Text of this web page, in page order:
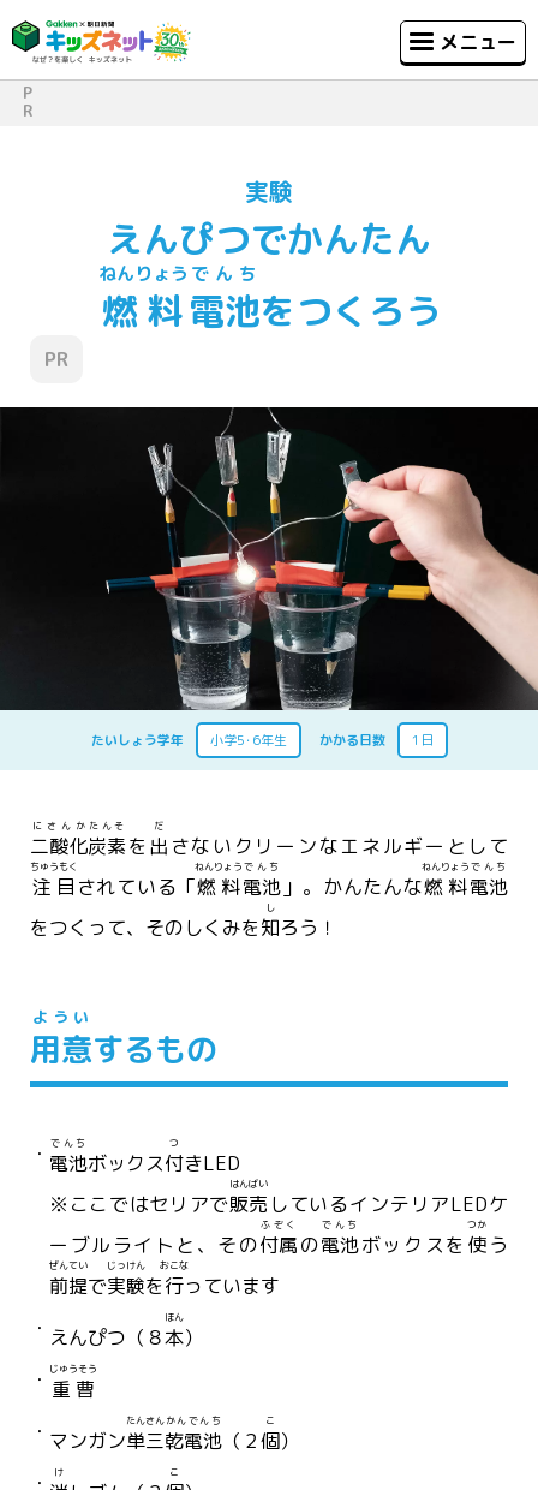
メニュー
P
R
実験
えんぴつでかんたん
燃料
ねんりょう
電池
でんち
をつくろう
PR
たいしょう学年 小学5･6年生 かかる日数 1日
二酸化
にさんか
炭素
たんそ
を 出
だ
さないクリーンなエネルギーとして
注目
ちゅうもく
されている「燃料
ねんりょう
電池
でんち
」。かんたんな燃料
ねんりょう
電池
でんち
をつくって、そのしくみを知
し
ろう！
用意
ようい
するもの
電池
でんち
ボックス付
つ
きLED
※ここではセリアで販売
はんばい
しているインテリアLEDケ
ーブルライトと、その付属
ふぞく
の電池
でんち
ボックスを 使
つか
う
前提
ぜんてい
で実験
じっけん
を行
おこな
っています
えんぴつ（８本
ほん
）
重曹
じゅうそう
マンガン単三
たんさん
乾電池
かんでんち
（２個
こ
）
け こ